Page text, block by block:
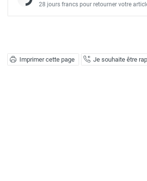
Imprimer cette page Je souhaite être
28 jours francs pour retourner votre